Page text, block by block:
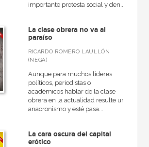
importante protesta social y den...
La clase obrera no va al
paraíso
RICARDO ROMERO LAULLÓN
(NEGA)
Aunque para muchos líderes
políticos, periodistas o
académicos hablar de la clase
obrera en la actualidad resulte un
anacronismo y esté pasa...
La cara oscura del capital
erótico